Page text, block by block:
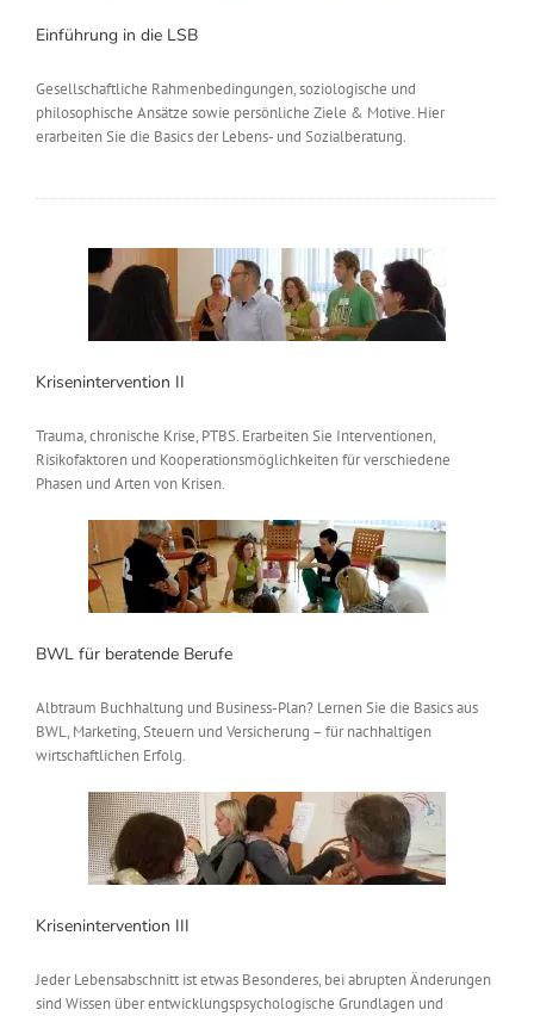
Einführung in die LSB
Gesellschaftliche Rahmenbedingungen, soziologische und
philosophische Ansätze sowie persönliche Ziele & Motive. Hier
erarbeiten Sie die Basics der Lebens- und Sozialberatung.
Krisenintervention II
Trauma, chronische Krise, PTBS. Erarbeiten Sie Interventionen,
Risikofaktoren und Kooperationsmöglichkeiten für verschiedene
Phasen und Arten von Krisen.
BWL für beratende Berufe
Albtraum Buchhaltung und Business-Plan? Lernen Sie die Basics aus
BWL, Marketing, Steuern und Versicherung – für nachhaltigen
wirtschaftlichen Erfolg.
Krisenintervention III
Jeder Lebensabschnitt ist etwas Besonderes, bei abrupten Änderungen
sind Wissen über entwicklungspsychologische Grundlagen und